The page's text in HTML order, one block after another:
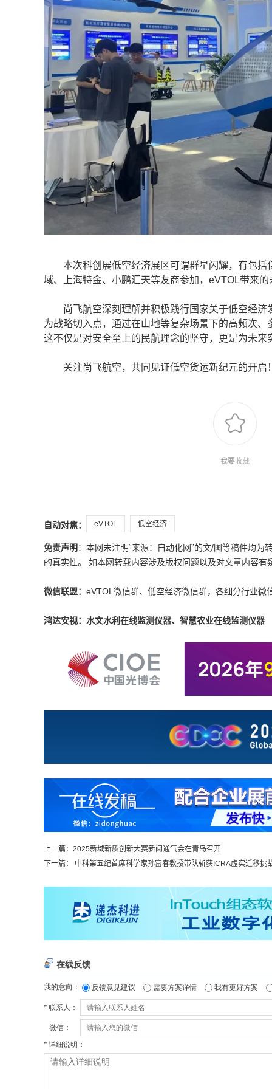
本次科创展低空经济展区可谓群星闪耀，有包括
域、上海特金、小鹏汇天等友商参加，eVTOL带来
尚飞航空深刻理解并积极践行国家关于低空经济
为战略切入点，通过在山地等复杂场景下的高频次
这不仅是对安全至上的民航理念的坚守，更是为未
关注尚飞航空，共同见证低空货运新纪元的开启
我要收藏
自动对焦： eVTOL 低空经济
免责声明 ：本网未注明“来源：自动化网”的文/图等稿件均
的真实性。 如本网转载内容涉及版权问题以及对文章内容
微信联盟： eVTOL微信群、低空经济微信群，各细分行业微
鸿达安视：水文水利在线监测仪器、智慧农业在线监测仪器
上一篇： 2025新域新质创新大赛新闻通气会在青岛召开
下一篇： 中科第五纪首席科学家孙富春教授带队斩获ICRA虚实迁移挑